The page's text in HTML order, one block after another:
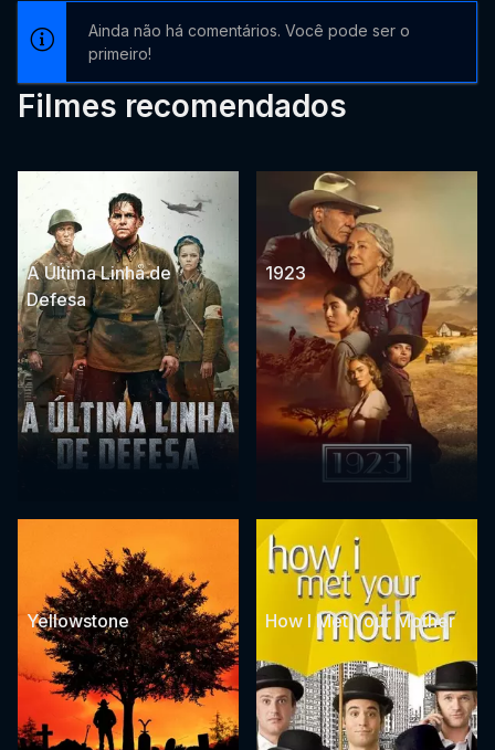
Ainda não há comentários. Você pode ser o
primeiro!
Filmes recomendados
A Última Linha de
Defesa
1923
Yellowstone How I Met Your Mother